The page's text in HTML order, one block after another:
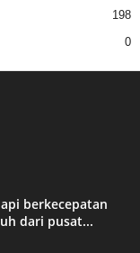
198
0
berkecepatan
dari pusat...